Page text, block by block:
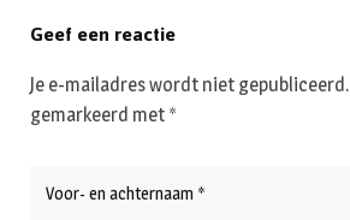
Geef een reactie
Je e-mailadres wordt niet gepubliceerd.
gemarkeerd met *